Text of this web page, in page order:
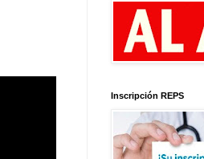
Inscripción REPS